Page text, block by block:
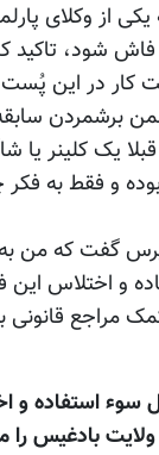
از وکلای
شود، تاکيد
در اين پُست
برشمردن
يک کلينر يا
و فقط به فکر
پرس گفت که من
و اختلاس اين
مراجع قانونی
سوء استفاده
بادغيس را